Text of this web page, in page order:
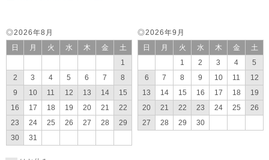
◎2026年9月
日
月 火 水 木 金
土
1
2 3 4
5
6
7 8 9 10 11
12
13
14 15 16 17 18
19
20
21 22 23 24 25
26
27
28 29 30
◎2026年8月
日
月 火 水 木 金
土
1
2
3 4 5 6 7
8
9
10 11 12 13 14
15
16
17 18 19 20 21
22
23
24 25 26 27 28
29
30
31